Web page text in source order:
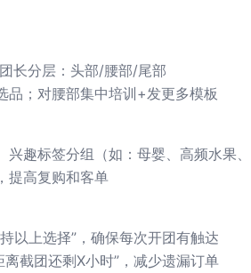
长分层：头部/腰部/尾部
品；对腰部集中培训+发更多模板
趣标签分组（如：母婴、高频水果
提高复购和客单
以上选择”，确保每次开团有触达
截团还剩X小时”，减少遗漏订单